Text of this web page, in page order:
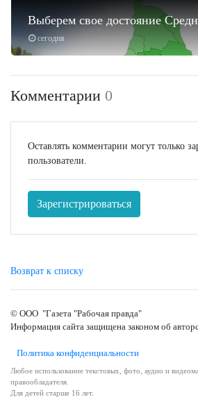
сегодня
Выберем свое достояние
Комментарии 0
Оставлять комментарии могут только
пользователи.
Зарегистрироваться
Возврат к списку
© ООО "Газета "Рабочая правда"
Информация сайта защищена законом об
Политика конфиденциальности
Любое использование текстовых, фото, аудио и
правообладателя.
Для детей старше 16 лет.